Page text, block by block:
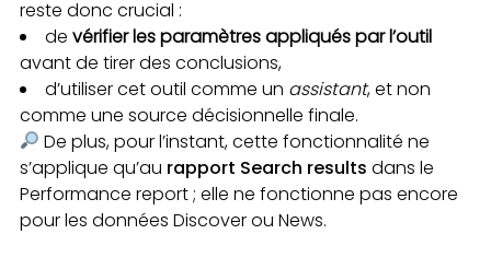
reste donc crucial :
de vérifier les paramètres appliqués par l’outil
avant de tirer des conclusions,
d’utiliser cet outil comme un assistant, et non
comme une source décisionnelle finale.
De plus, pour l’instant, cette fonctionnalité ne
s’applique qu’au rapport Search results dans le
Performance report ; elle ne fonctionne pas encore
pour les données Discover ou News.